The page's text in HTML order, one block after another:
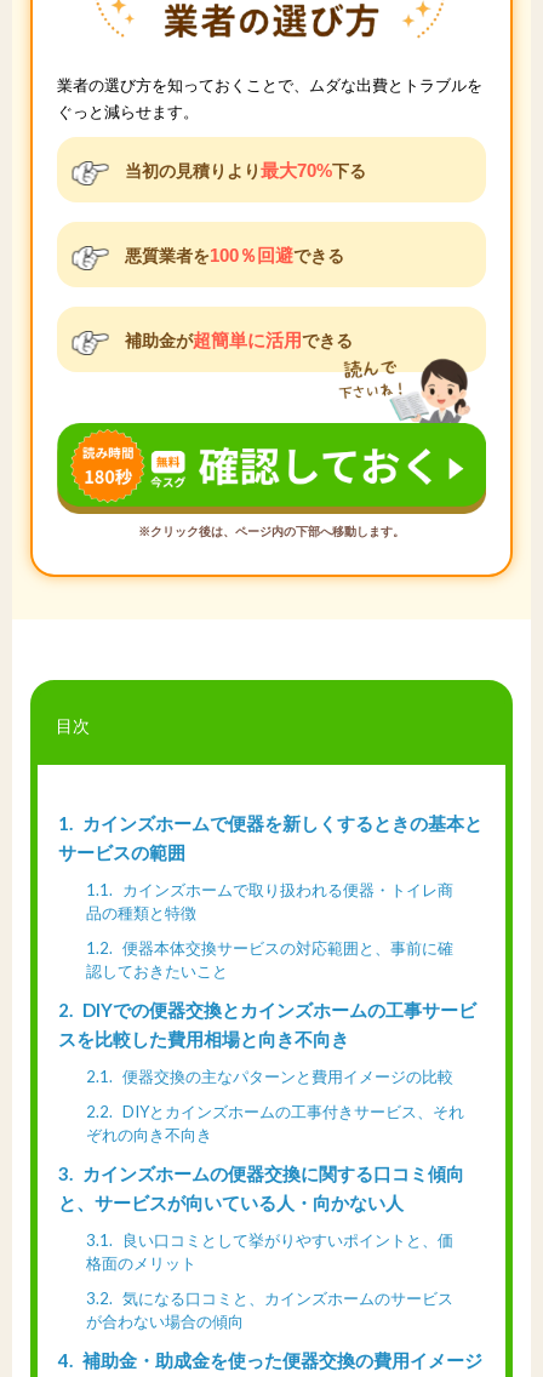
業者の選び方を知っておくことで、ムダな出費とトラブルを
ぐっと減らせます。
当初の見積りより最大70%下る
悪質業者を100％回避できる
補助金が超簡単に活用できる
※クリック後は、ページ内の下部へ移動します。
目次
1
カインズホームで便器を新しくするときの基本と
サービスの範囲
1.1
カインズホームで取り扱われる便器・トイレ商
品の種類と特徴
1.2
便器本体交換サービスの対応範囲と、事前に確
認しておきたいこと
2
DIYでの便器交換とカインズホームの工事サービ
スを比較した費用相場と向き不向き
2.1
便器交換の主なパターンと費用イメージの比較
2.2
DIYとカインズホームの工事付きサービス、それ
ぞれの向き不向き
3
カインズホームの便器交換に関する口コミ傾向
と、サービスが向いている人・向かない人
3.1
良い口コミとして挙がりやすいポイントと、価
格面のメリット
3.2
気になる口コミと、カインズホームのサービス
が合わない場合の傾向
4
補助金・助成金を使った便器交換の費用イメージ